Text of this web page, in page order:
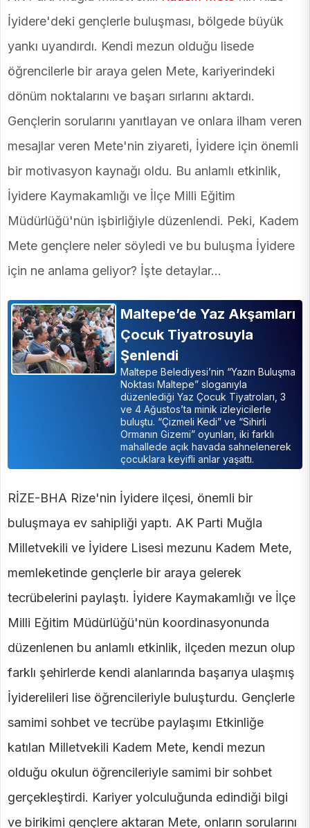
İyidere'deki gençlerle buluşması, bölgede büyük
yankı uyandırdı. Kendi mezun olduğu lisede
öğrencilerle bir araya gelen Mete, kariyerindeki
dönüm noktalarını ve başarı sırlarını aktardı.
Gençlerin sorularını yanıtlayan ve onlara ilham veren
mesajlar veren Mete'nin ziyareti, İyidere için önemli
bir motivasyon kaynağı oldu. Bu anlamlı etkinlik,
İyidere Kaymakamlığı ve İlçe Milli Eğitim
Müdürlüğü'nün işbirliğiyle düzenlendi. Peki, Kadem
Mete gençlere neler söyledi ve bu buluşma İyidere
için ne anlama geliyor? İşte detaylar...
Maltepe’de Yaz Akşamları
Çocuk Tiyatrosuyla
Şenlendi
Maltepe Belediyesi’nin “Yazın Buluşma
Noktası Maltepe” sloganıyla
düzenlediği Yaz Çocuk Tiyatroları, 3
ve 4 Ağustos’ta minik izleyicilerle
buluştu. “Çizmeli Kedi” ve “Sihirli
Ormanın Gizemi” oyunları, iki farklı
mahallede açık havada sahnelenerek
çocuklara keyifli anlar yaşattı.
RİZE-BHA Rize'nin İyidere ilçesi, önemli bir
buluşmaya ev sahipliği yaptı. AK Parti Muğla
Milletvekili ve İyidere Lisesi mezunu Kadem Mete,
memleketinde gençlerle bir araya gelerek
tecrübelerini paylaştı. İyidere Kaymakamlığı ve İlçe
Milli Eğitim Müdürlüğü'nün koordinasyonunda
düzenlenen bu anlamlı etkinlik, ilçeden mezun olup
farklı şehirlerde kendi alanlarında başarıya ulaşmış
İyiderelileri lise öğrencileriyle buluşturdu. Gençlerle
samimi sohbet ve tecrübe paylaşımı Etkinliğe
katılan Milletvekili Kadem Mete, kendi mezun
olduğu okulun öğrencileriyle samimi bir sohbet
gerçekleştirdi. Kariyer yolculuğunda edindiği bilgi
ve birikimi gençlere aktaran Mete, onların sorularını